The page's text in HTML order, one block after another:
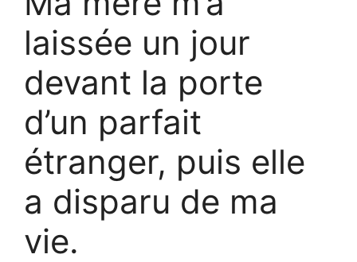
laissée un jour
devant la porte
d’un parfait
étranger, puis elle
a disparu de ma
vie.